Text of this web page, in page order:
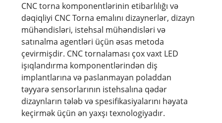
CNC torna komponentlərinin etibarlılığı və
dəqiqliyi CNC Torna emalını dizaynerlər, dizayn
mühəndisləri, istehsal mühəndisləri və
satınalma agentləri üçün əsas metoda
çevirmişdir. CNC tornalaması çox vaxt LED
işıqlandırma komponentlərindən diş
implantlarına və paslanmayan poladdan
təyyarə sensorlarının istehsalına qədər
dizaynların tələb və spesifikasiyalarını həyata
keçirmək üçün ən yaxşı texnologiyadır.